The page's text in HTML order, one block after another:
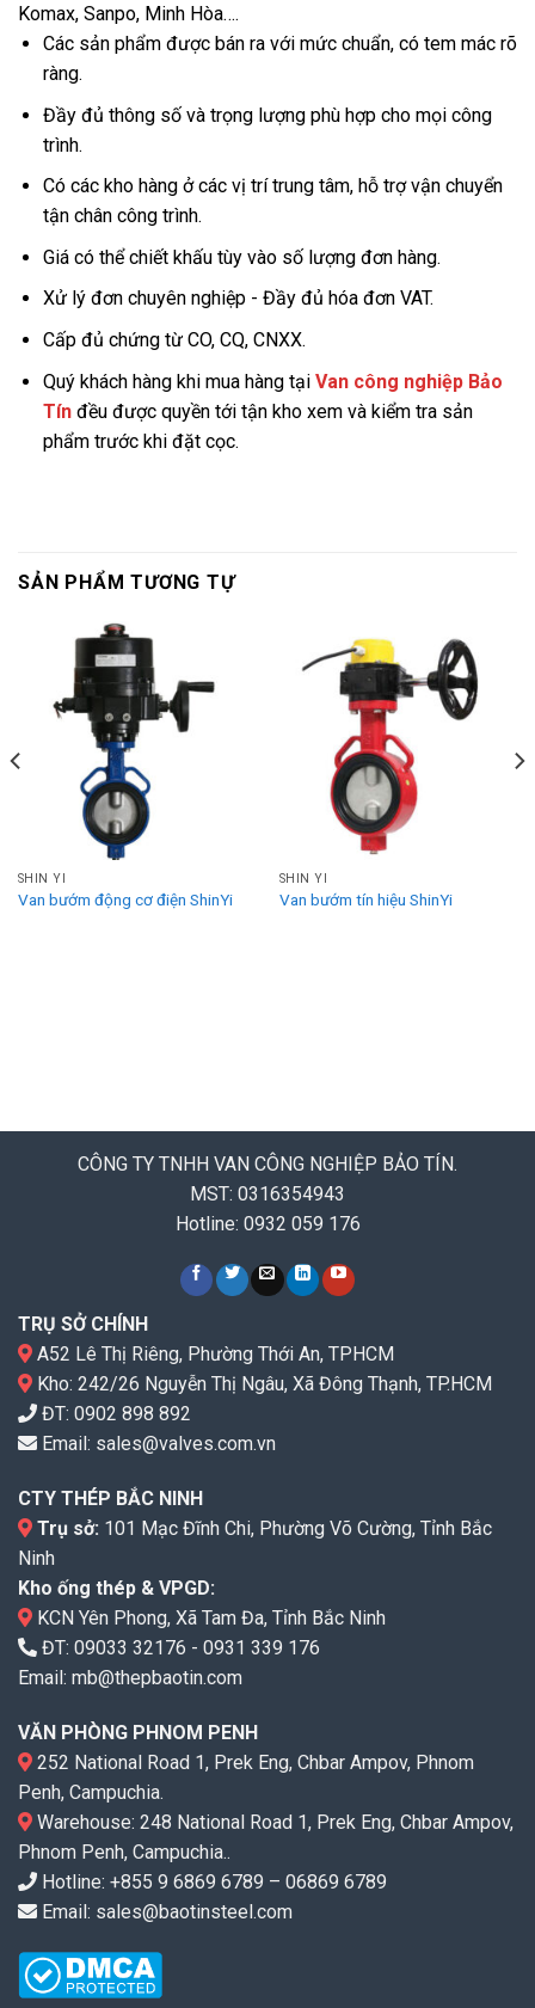
Komax, Sanpo, Minh Hòa….
Các sản phẩm được bán ra với mức chuẩn, có tem mác rõ
ràng.
Đầy đủ thông số và trọng lượng phù hợp cho mọi công
trình.
Có các kho hàng ở các vị trí trung tâm, hỗ trợ vận chuyển
tận chân công trình.
Giá có thể chiết khấu tùy vào số lượng đơn hàng.
Xử lý đơn chuyên nghiệp - Đầy đủ hóa đơn VAT.
Cấp đủ chứng từ CO, CQ, CNXX.
Quý khách hàng khi mua hàng tại Van công nghiệp Bảo
Tínđều được quyền tới tận kho xem và kiểm tra sản
phẩm trước khi đặt cọc.
SẢN PHẨM TƯƠNG TỰ
SHIN YI
Van bướm động cơ điện ShinYi
SHIN YI
Van bướm tín hiệu ShinYi
CÔNG TY TNHH VAN CÔNG NGHIỆP BẢO TÍN.
MST: 0316354943
Hotline: 0932 059 176
TRỤ SỞ CHÍNH
A52 Lê Thị Riêng, Phường Thới An, TPHCM
Kho: 242/26 Nguyễn Thị Ngâu, Xã Đông Thạnh, TP.HCM
ĐT: 0902 898 892
Email: sales@valves.com.vn
CTY THÉP BẮC NINH
Trụ sở: 101 Mạc Đĩnh Chi, Phường Võ Cường, Tỉnh Bắc
Ninh
Kho ống thép & VPGD:
KCN Yên Phong, Xã Tam Đa, Tỉnh Bắc Ninh
ĐT: 09033 32176 - 0931 339 176
Email: mb@thepbaotin.com
VĂN PHÒNG PHNOM PENH
252 National Road 1, Prek Eng, Chbar Ampov, Phnom
Penh, Campuchia.
Warehouse: 248 National Road 1, Prek Eng, Chbar Ampov,
Phnom Penh, Campuchia..
Hotline: +855 9 6869 6789 – 06869 6789
Email: sales@baotinsteel.com